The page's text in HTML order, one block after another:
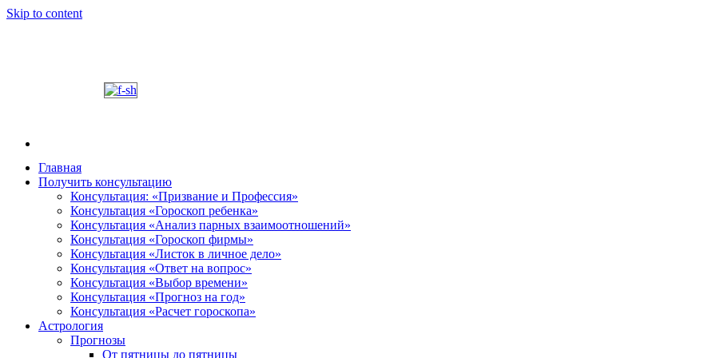
Skip to content
Шабалин Михаил Александрович. Персональный сайт
Председатель Новосибирского астрологического центра "Уран", астропсихолог-консультант,
консультации на основании Вашей натальной карты, расскажет о том, в чем состоит Ваше
том, как с этим связано здоровье. Астропсихолог опишет возможные способы оздоровления
диалога. У Вас будет возможность задавать вопросы по всем интересующим Вас темам. Для того,
и место своего рождения. Знание точного времени своего рождения желательно. Известный
деятель.
Главная
Получить консультацию
Консультация: «Призвание и Профессия»
Консультация «Гороскоп ребенка»
Консультация «Анализ парных взаимоотношений»
Консультация «Гороскоп фирмы»
Консультация «Листок в личное дело»
Консультация «Ответ на вопрос»
Консультация «Выбор времени»
Консультация «Прогноз на год»
Консультация «Расчет гороскопа»
Астрология
Прогнозы
От пятницы до пятницы